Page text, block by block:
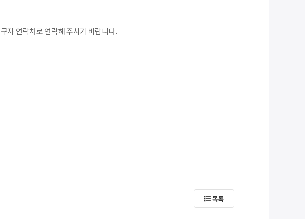
자 연락처로 연락해 주시기 바랍니다.
목록